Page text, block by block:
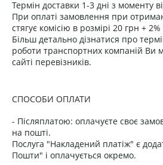
Термін доставки 1-3 дні з моменту
При оплаті замовлення при
стягує комісію в розмірі 20 грн +
Більш детально дізнатися про
роботи транспортних компаній Ви
сайті перевізників.
СПОСОБИ ОПЛАТИ
- Післяплатою: оплачуєте своє
на пошті.
Послуга "Накладений платіж" є
Пошти" і оплачується окремо.